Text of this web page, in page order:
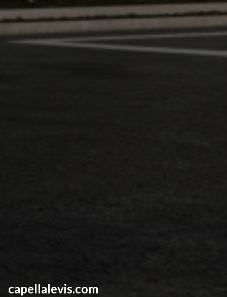
capellalevis.com